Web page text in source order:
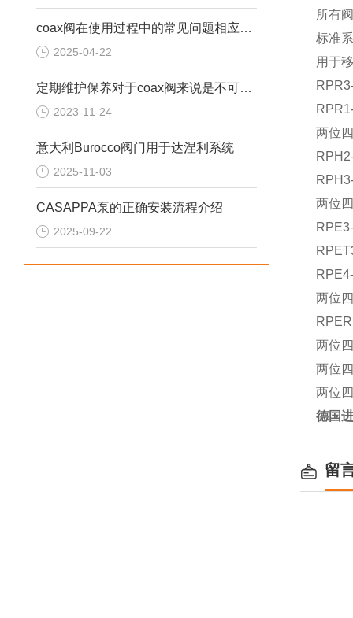
coax阀在使用过程中的常见问题相应解决方法分享
2025-04-22
定期维护保养对于coax阀来说是不可少的
2023-11-24
意大利Burocco阀门用于达涅利系统
2025-11-03
CASAPPA泵的正确安装流程介绍
2025-09-22
所有
标准
用于
两位
两位
两位
两位
两位
两位
德国
留